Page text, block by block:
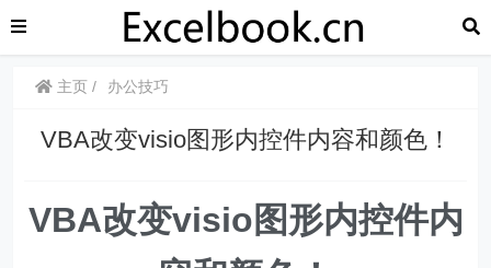
主页 办公技巧
​​VBA改变visio图形内控件内容和颜色！
VBA改变visio图形内控件内